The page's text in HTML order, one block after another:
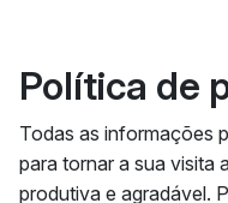
Política de
Todas as informações
para tornar a sua visita
produtiva e agradável.